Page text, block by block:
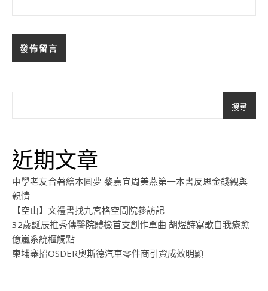
搜尋
近期文章
中學老友合著繪本圓夢 黎嘉宜周美燕第一本書反思金錢觀與
親情
【空山】文禮書找九宮格空間院參訪記
32歲誕辰推秀傳醫院體檢首支創作單曲 胡煜詩寫歌自我療愈
億嵐系統櫃觸點
柬埔寨招OSDER奧斯德汽車零件商引資成效明顯